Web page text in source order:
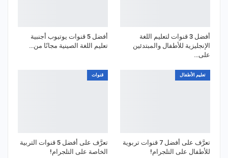
أفضل 3 قنوات لتعليم اللغة
الإنجليزية للأطفال والمبتدئين
على…
أفضل 5 قنوات يوتيوب أجنبية
تعليم اللغة الصينية مجانًا من…
تعليم الأطفال
تعرَّف على أفضل 7 قنوات تربوية
للأطفال على التلجرام!
قنوات
تعرَّف على أفضل 5 قنوات التربية
الخاصة على التلجرام!